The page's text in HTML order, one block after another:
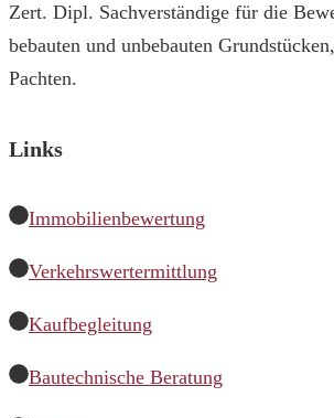
Zert. Dipl. Sachverständige für die
bebauten und unbebauten
Pachten.
Links
Immobilienbewertung
Verkehrswertermittlung
Kaufbegleitung
Bautechnische Beratung